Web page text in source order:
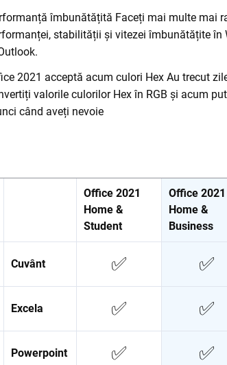
îmbunătățită Faceți mai multe mai
stabilității și vitezei îmbunătățite în
2021 acceptă acum culori Hex Au trecut
valorile culorilor Hex în RGB și acum
când aveți nevoie
Office 2021
Home &
Student
Office 2021
Home &
Business
Cuvânt ✅ ✅
Excela ✅ ✅
Powerpoint ✅ ✅